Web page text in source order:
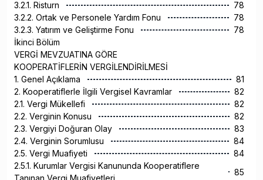
3.2.1. Risturn
78
3.2.2. Ortak ve Personele Yardım Fonu
78
3.2.3. Yatırım ve Geliştirme Fonu
78
İkinci Bölüm
VERGİ MEVZUATINA GÖRE
KOOPERATİFLERİN VERGİLENDİRİLMESİ
1. Genel Açıklama
81
2. Kooperatiflerle İlgili Vergisel Kavramlar
82
2.1. Vergi Mükellefi
82
2.2. Verginin Konusu
82
2.3. Vergiyi Doğuran Olay
83
2.4. Verginin Sorumlusu
84
2.5. Vergi Muafiyeti
84
2.5.1. Kurumlar Vergisi Kanununda Kooperatiflere
85